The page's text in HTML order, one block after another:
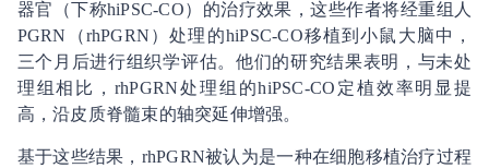
器官（下称hiPSC-CO）的治疗效果，这些作者将经重组人
PGRN（rhPGRN）处理的hiPSC-CO移植到小鼠大脑中，
三个月后进行组织学评估。他们的研究结果表明，与未处
理组相比，rhPGRN处理组的hiPSC-CO定植效率明显提
高，沿皮质脊髓束的轴突延伸增强。
基于这些结果，rhPGRN被认为是一种在细胞移植治疗过程